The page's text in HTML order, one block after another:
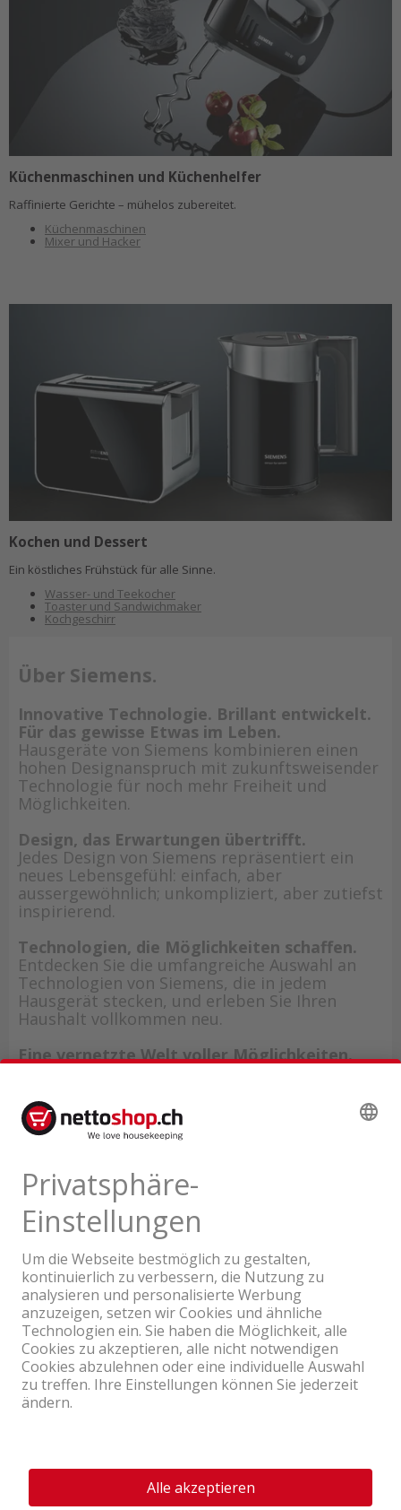
Küchenmaschinen und Küchenhelfer
Raffinierte Gerichte – mühelos zubereitet.
Küchenmaschinen
Mixer und Hacker
Kochen und Dessert
Ein köstliches Frühstück für alle Sinne.
Wasser- und Teekocher
Toaster und Sandwichmaker
Kochgeschirr
Über Siemens.
Innovative Technologie. Brillant entwickelt.
Für das gewisse Etwas im Leben.
Hausgeräte von Siemens kombinieren einen
hohen Designanspruch mit zukunftsweisender
Technologie für noch mehr Freiheit und
Möglichkeiten.
Design, das Erwartungen übertrifft.
Jedes Design von Siemens repräsentiert ein
neues Lebensgefühl: einfach, aber
aussergewöhnlich; unkompliziert, aber zutiefst
inspirierend.
Technologien, die Möglichkeiten schaffen.
Entdecken Sie die umfangreiche Auswahl an
Technologien von Siemens, die in jedem
Hausgerät stecken, und erleben Sie Ihren
Haushalt vollkommen neu.
Eine vernetzte Welt voller Möglichkeiten.
Die innovativen Produkte lassen sich mit der
Home Connect App ganz einfach auf dem
Smartphone steuern.
Ein Unternehmen der Coop Gruppe